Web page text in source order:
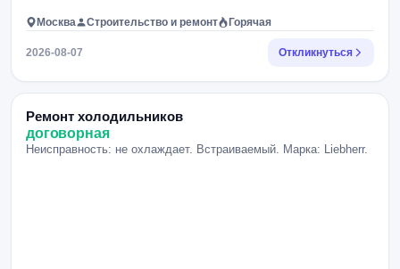
Москва Строительство и ремонт Горячая
2026-08-07 Откликнуться
Ремонт холодильников
договорная
Неисправность: не охлаждает. Встраиваемый. Марка: Liebherr.